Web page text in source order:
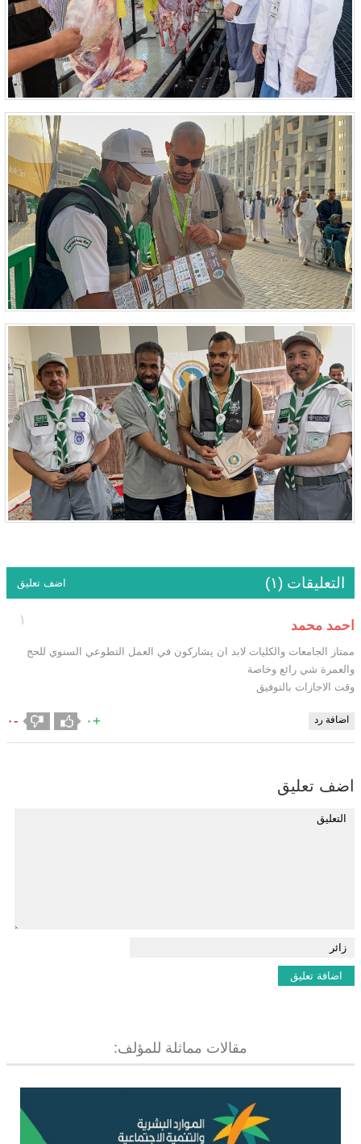
التعليقات (١) اضف تعليق
١ احمد محمد
ممتاز الجامعات والكليات لابد ان يشاركون في العمل التطوعي السنوي للحج
والعمرة شي رائع وخاصة
وقت الاجازات بالتوفيق
اضافة رد +٠ -٠
اضف تعليق
مقالات مماثلة للمؤلف: